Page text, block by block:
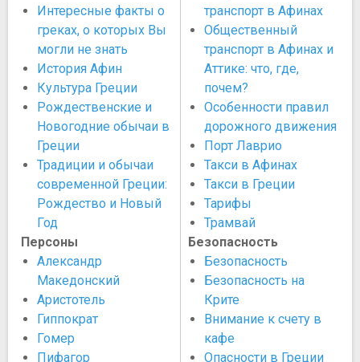
Интересные факты о
греках, о которых Вы
могли не знать
История Афин
Культура Греции
Рождественские и
Новогодние обычаи в
Греции
Традиции и обычаи
современной Греции:
Рождество и Новый
Год
Персоны
Александр
Македонский
Аристотель
Гиппократ
Гомер
Пифагор
транспорт в Афинах
Общественный
транспорт в Афинах и
Аттике: что, где,
почем?
Особенности правил
дорожного движения
Порт Лаврио
Такси в Афинах
Такси в Греции
Тарифы
Трамвай
Безопасность
Безопасность
Безопасность на
Крите
Внимание к счету в
кафе
Опасности в Греции